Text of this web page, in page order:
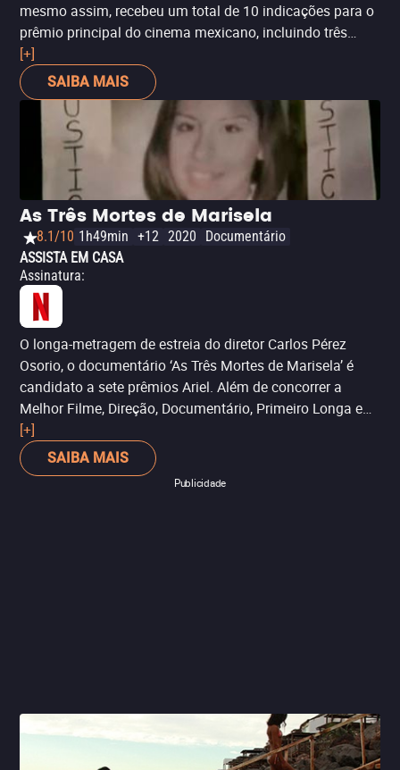
mesmo assim, recebeu um total de 10 indicações para o
prêmio principal do cinema mexicano, incluindo três
atores: Melhor Atriz (Mónica del Carmen), Melhor Ator
(Fernando Cuautle) e Melhor Ator Coadjuvante (Eligio
Meléndez). Também está indicado como Melhor Design
Artístico, Edição, Efeitos Especiais, entre outros.
[+]
SAIBA MAIS
As Três Mortes de Marisela
8.1/10 1h49min +12 2020
Documentário
ASSISTA EM CASA
Assinatura:
O longa-metragem de estreia do diretor Carlos Pérez
Osorio, o documentário ‘As Três Mortes de Marisela’ é
candidato a sete prêmios Ariel. Além de concorrer a
Melhor Filme, Direção, Documentário, Primeiro Longa e
Roteiro Original, também aparece nas categorias Edição
e Som.
[+]
SAIBA MAIS
Publicidade